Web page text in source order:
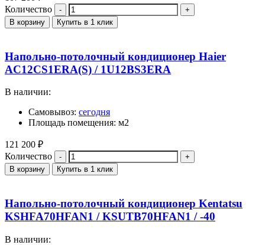
Количество
В корзину Купить в 1 клик
Напольно-потолочный кондиционер Haier
AC12CS1ERA(S) / 1U12BS3ERA
В наличии:
Самовывоз: сегодня
Площадь помещения: м2
121 200 ₽
Количество
В корзину Купить в 1 клик
Напольно-потолочный кондиционер Kentatsu
KSHFA70HFAN1 / KSUTB70HFAN1 / -40
В наличии: